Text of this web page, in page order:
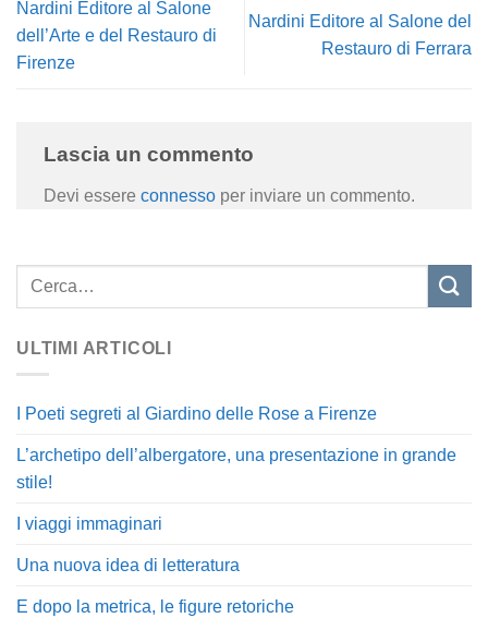
Nardini Editore al Salone
dell’Arte e del Restauro di
Firenze
Nardini Editore al Salone del
Restauro di Ferrara
Lascia un commento
Devi essere connesso per inviare un commento.
ULTIMI ARTICOLI
I Poeti segreti al Giardino delle Rose a Firenze
L’archetipo dell’albergatore, una presentazione in grande
stile!
I viaggi immaginari
Una nuova idea di letteratura
E dopo la metrica, le figure retoriche